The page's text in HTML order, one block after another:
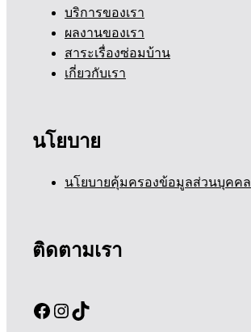
บริการของเรา
ผลงานของเรา
สาระเรื่องซ่อมบ้าน
เกี่ยวกับเรา
นโยบาย
นโยบายคุ้มครองข้อมูลส่วนบุคคล
ติดตามเรา
Facebook
Instagram
TikTok